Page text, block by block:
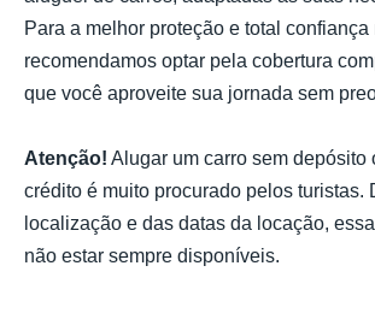
Para a melhor proteção e total confiança
recomendamos optar pela cobertura
que você aproveite sua jornada sem
Atenção! Alugar um carro sem depósito
crédito é muito procurado pelos turistas.
localização e das datas da locação,
não estar sempre disponíveis.